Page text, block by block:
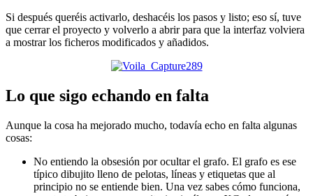
Si después queréis activarlo, deshacéis los pasos y listo; eso sí, tuve
que cerrar el proyecto y volverlo a abrir para que la interfaz volviera
a mostrar los ficheros modificados y añadidos.
Lo que sigo echando en falta
Aunque la cosa ha mejorado mucho, todavía echo en falta algunas
cosas:
No entiendo la obsesión por ocultar el grafo. El grafo es ese
típico dibujito lleno de pelotas, líneas y etiquetas que al
principio no se entiende bien. Una vez sabes cómo funciona,